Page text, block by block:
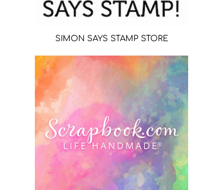
SIMON SAYS STAMP STORE